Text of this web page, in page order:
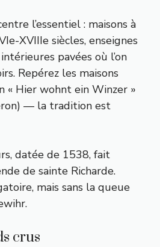
l’essentiel : maisons à
XVIIIe siècles, enseignes
pavées où l’on
Repérez les maisons
« Hier wohnt ein Winzer »
— la tradition est
datée de 1538, fait
de sainte Richarde.
mais sans la queue
crus